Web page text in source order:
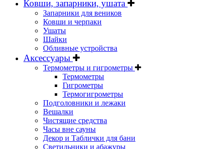
Ковши, запарники, ушата
Запарники для веников
Ковши и черпаки
Ушаты
Шайки
Обливные устройства
Аксессуары
Термометры и гигрометры
Термометры
Гигрометры
Термогигрометры
Подголовники и лежаки
Вешалки
Чистящие средства
Часы вне сауны
Декор и Таблички для бани
Светильники и абажуры